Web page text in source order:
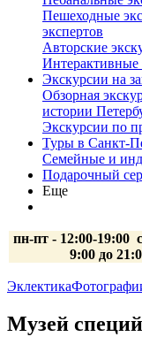
Пешеходные
экспертов
Авторские
Интерактивные
Экскурсии на
Обзорная
истории
Экскурсии по
Туры в Санкт-
Семейные и
Подарочный
Еще
пн-пт - 12:00-19:00
9:00 до
Эклектика
Музей специй